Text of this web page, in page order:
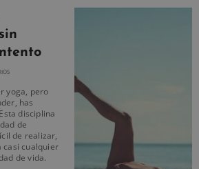
yoga, pero
has
disciplina
de
de realizar,
casi cualquier
de vida.